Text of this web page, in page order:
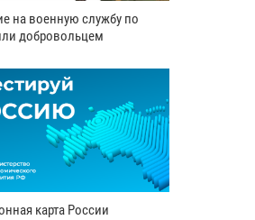
на военную службу по
добровольцем
карта России